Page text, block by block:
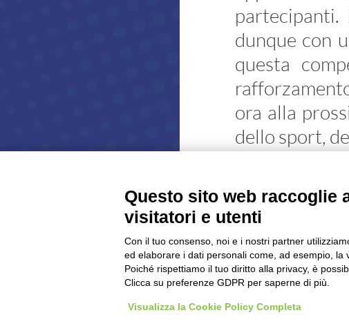
Bozza Regolamento d'uso
Provvedimenti 2014
Provvedimenti 2020
Documenti Giustizia Sportiva
News
Formazione
Documenti
Corsi
Archivio Corsi
partecipanti.
dunque con
questa
ora alla
dello sport,
Questo sito web raccoglie
visitatori e utenti
Con il tuo consenso, noi e i nostri partner
ed elaborare i dati personali come, ad esempio, la
Poiché rispettiamo il tuo diritto alla privacy, è
Clicca su preferenze GDPR per saperne di più.
Visualizza la Cookie Policy Completa